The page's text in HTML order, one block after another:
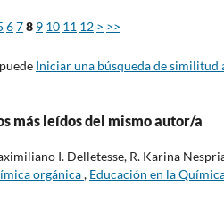
678 9 10 11 12 > >>
Iniciar una búsqueda de similitud
más leídos del mismo autor/a
I. Delletesse, R. Karina
orgánica, Educación en la